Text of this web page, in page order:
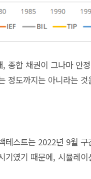
종합 채권이 그나마 안
정도까지는 아니라는
테스트는 2022년 9월
기였기 때문에, 시뮬레